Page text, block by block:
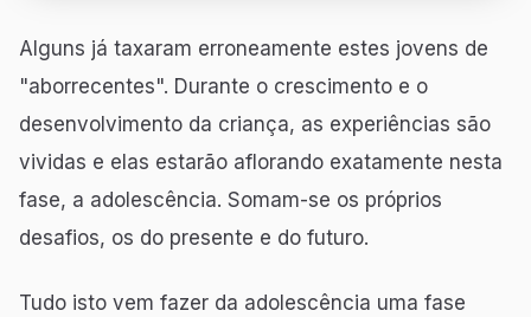
Alguns já taxaram erroneamente estes jovens de
"aborrecentes". Durante o crescimento e o
desenvolvimento da criança, as experiências são
vividas e elas estarão aflorando exatamente nesta
fase, a adolescência. Somam-se os próprios
desafios, os do presente e do futuro.
Tudo isto vem fazer da adolescência uma fase